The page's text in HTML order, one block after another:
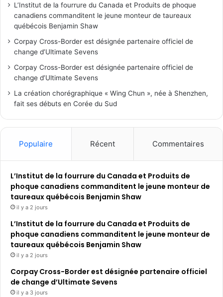
L’Institut de la fourrure du Canada et Produits de phoque
canadiens commanditent le jeune monteur de taureaux
québécois Benjamin Shaw
Corpay Cross-Border est désignée partenaire officiel de
change d’Ultimate Sevens
Corpay Cross-Border est désignée partenaire officiel de
change d’Ultimate Sevens
La création chorégraphique « Wing Chun », née à Shenzhen,
fait ses débuts en Corée du Sud
Populaire Récent Commentaires
L’Institut de la fourrure du Canada et Produits de
phoque canadiens commanditent le jeune monteur de
taureaux québécois Benjamin Shaw
il y a 2 jours
L’Institut de la fourrure du Canada et Produits de
phoque canadiens commanditent le jeune monteur de
taureaux québécois Benjamin Shaw
il y a 2 jours
Corpay Cross-Border est désignée partenaire officiel
de change d’Ultimate Sevens
il y a 3 jours